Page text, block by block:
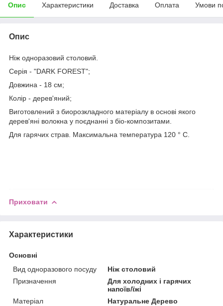
Опис Характеристики Доставка Оплата Умови
Опис
Ніж одноразовий столовий.
Серія - "DARK FOREST";
Довжина - 18 см;
Колір - дерев'яний;
Виготовлений з биорозкладного матеріалу в основі якого
дерев'яні волокна у поєднанні з біо-композитами.
Для гарячих страв. Максимальна температура 120 ° С.
Приховати
Характеристики
Основні
Вид одноразового посуду
Ніж столовий
Призначення
Для холодних і гарячих
напоїв/їжі
Матеріал
Натуральне Дерево